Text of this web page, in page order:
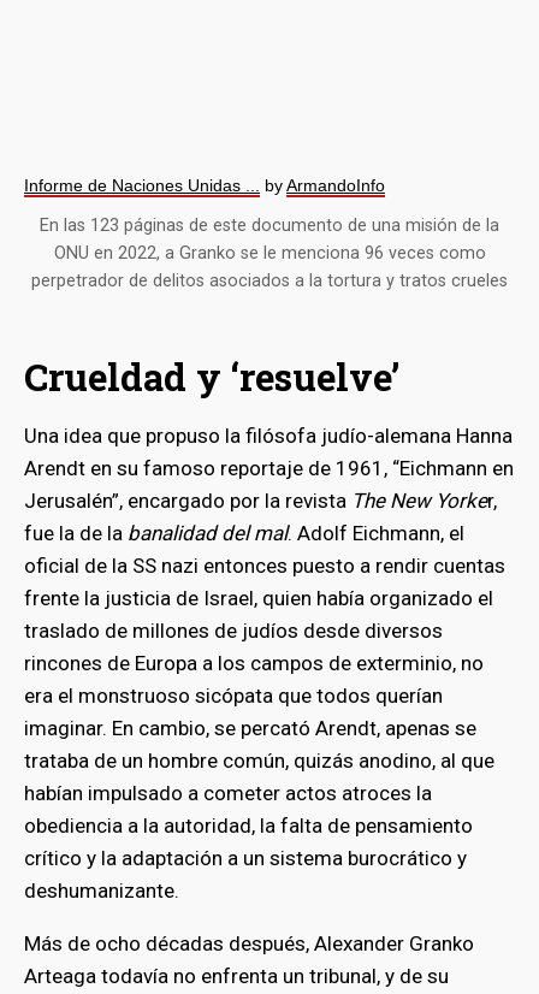
Informe de Naciones Unidas ... byArmandoInfo
En las 123 páginas de este documento de una misión de la
ONU en 2022, a Granko se le menciona 96 veces como
perpetrador de delitos asociados a la tortura y tratos crueles
Crueldad y ‘resuelve’
Una idea que propuso la filósofa judío-alemana Hanna
Arendt en su famoso reportaje de 1961, “Eichmann en
Jerusalén”, encargado por la revista The New Yorker,
fue la de la banalidad del mal. Adolf Eichmann, el
oficial de la SS nazi entonces puesto a rendir cuentas
frente la justicia de Israel, quien había organizado el
traslado de millones de judíos desde diversos
rincones de Europa a los campos de exterminio, no
era el monstruoso sicópata que todos querían
imaginar. En cambio, se percató Arendt, apenas se
trataba de un hombre común, quizás anodino, al que
habían impulsado a cometer actos atroces la
obediencia a la autoridad, la falta de pensamiento
crítico y la adaptación a un sistema burocrático y
deshumanizante.
Más de ocho décadas después, Alexander Granko
Arteaga todavía no enfrenta un tribunal, y de su